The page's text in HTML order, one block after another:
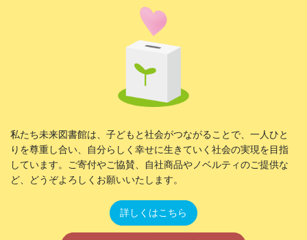
私たち未来図書館は、子どもと社会がつながることで、一人ひと
りを尊重し合い、自分らしく幸せに生きていく社会の実現を目指
しています。ご寄付やご協賛、自社商品やノベルティのご提供な
ど、どうぞよろしくお願いいたします。
詳しくはこちら